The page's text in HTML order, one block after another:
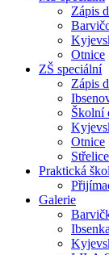
Zápis
Otnice
ZŠ speciální
Zápis
Školní
Otnice
Střelice
Praktická
Galerie
Ibsenka